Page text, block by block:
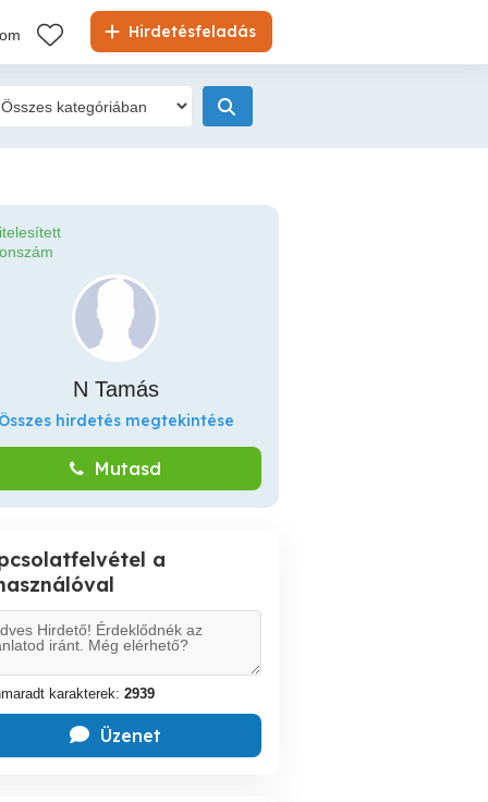
Hirdetésfeladás
N Tamás
Összes hirdetés megtekintése
Mutasd
a
karakterek: 2939
Üzenet